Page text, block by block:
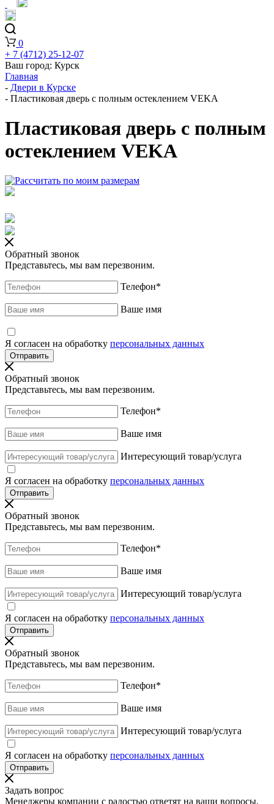
0
+ 7 (4712) 25-12-07
Ваш город: Курск
Главная
- Двери в Курске
- Пластиковая дверь с полным остеклением VEKA
Пластиковая дверь с полным
остеклением VEKA
Обратный звонок
Представьтесь, мы вам перезвоним.
Телефон*
Ваше имя
Я согласен на обработку персональных данных
Обратный звонок
Представьтесь, мы вам перезвоним.
Телефон*
Ваше имя
Интересующий товар/услуга
Я согласен на обработку персональных данных
Обратный звонок
Представьтесь, мы вам перезвоним.
Телефон*
Ваше имя
Интересующий товар/услуга
Я согласен на обработку персональных данных
Обратный звонок
Представьтесь, мы вам перезвоним.
Телефон*
Ваше имя
Интересующий товар/услуга
Я согласен на обработку персональных данных
Задать вопрос
Менеджеры компании с радостью ответят на ваши вопросы,